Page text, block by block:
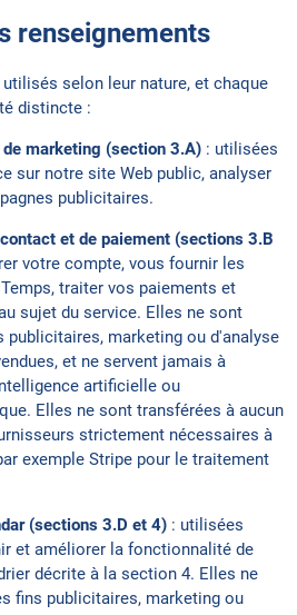
renseignements
selon leur nature, et chaque
distincte :
marketing (section 3.A) : utilisées
sur notre site Web public, analyser
publicitaires.
et de paiement (sections 3.B
votre compte, vous fournir les
traiter vos paiements et
sujet du service. Elles ne sont
publicitaires, marketing ou d'analyse
et ne servent jamais à
artificielle ou
Elles ne sont transférées à aucun
strictement nécessaires à
exemple Stripe pour le traitement
(sections 3.D et 4) : utilisées
et améliorer la fonctionnalité de
décrite à la section 4. Elles ne
fins publicitaires, marketing ou